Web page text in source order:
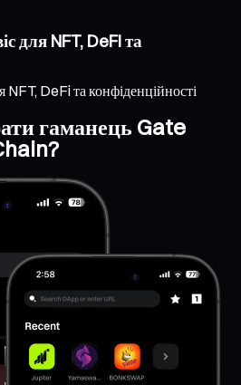
для NFT, DeFi та
NFT, DeFi та конфіденційності
гаманець Gate